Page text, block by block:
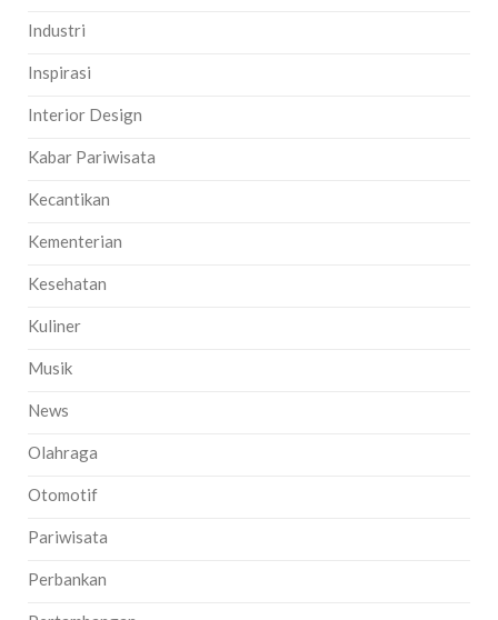
Industri
Inspirasi
Interior Design
Kabar Pariwisata
Kecantikan
Kementerian
Kesehatan
Kuliner
Musik
News
Olahraga
Otomotif
Pariwisata
Perbankan